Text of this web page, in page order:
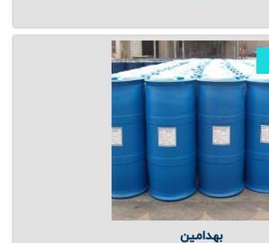
بهدامین